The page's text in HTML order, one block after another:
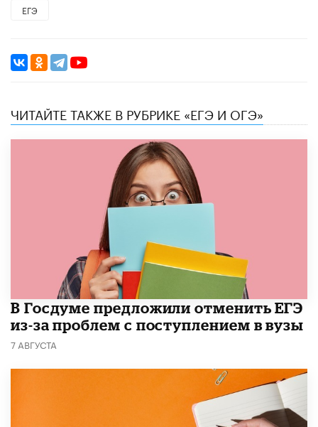
ЕГЭ
ЧИТАЙТЕ ТАКЖЕ В РУБРИКЕ «ЕГЭ И ОГЭ»
В Госдуме предложили отменить ЕГЭ
из-за проблем с поступлением в вузы
7 АВГУСТА